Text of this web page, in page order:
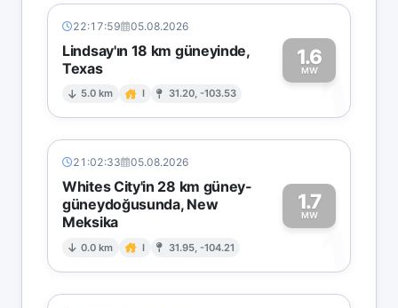
22:17:59 05.08.2026
Lindsay'ın 18 km güneyinde,
Texas
5.0 km I 31.20, -103.53
1.6
MW1
21:02:33 05.08.2026
Whites City'in 28 km güney-
güneydoğusunda, New
Meksika
0.0 km I 31.95, -104.21
1.7
MW
1